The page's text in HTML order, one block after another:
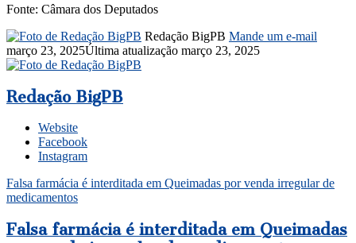
Fonte: Câmara dos Deputados
Redação BigPB Mande um e-mail
março 23, 2025Última atualização março 23, 2025
Redação BigPB
Website
Facebook
Instagram
Falsa farmácia é interditada em Queimadas por venda irregular de
medicamentos
Falsa farmácia é interditada em Queimadas